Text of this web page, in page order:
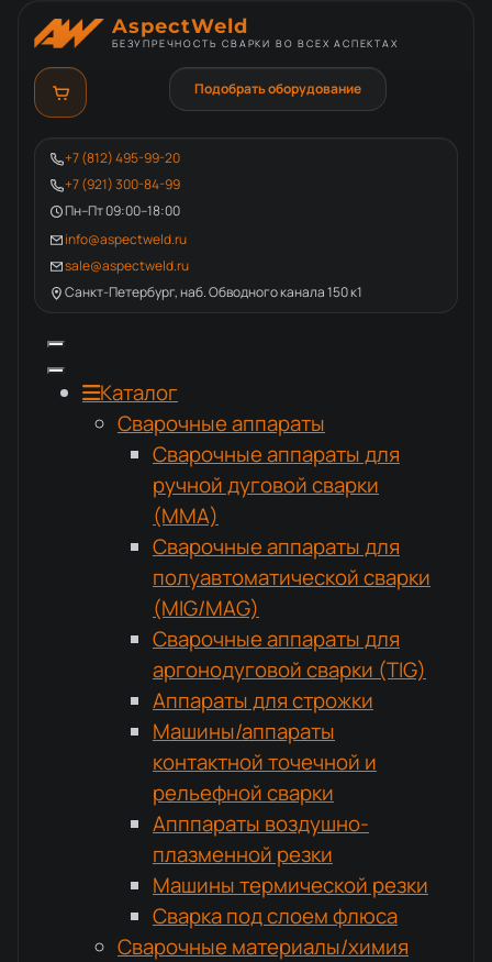
AspectWeld
БЕЗУПРЕЧНОСТЬ СВАРКИ ВО ВСЕХ АСПЕКТАХ
+7 (812) 495-99-20
+7 (921) 300-84-99
Пн–Пт 09:00–18:00
info@aspectweld.ru
sale@aspectweld.ru
Санкт-Петербург, наб. Обводного канала 150 к1
Подобрать оборудование
Каталог
Сварочные аппараты
Сварочные аппараты для
ручной дуговой сварки
(MMA)
Сварочные аппараты для
полуавтоматической сварки
(MIG/MAG)
Сварочные аппараты для
аргонодуговой сварки (TIG)
Аппараты для строжки
Машины/аппараты
контактной точечной и
рельефной сварки
Апппараты воздушно-
плазменной резки
Машины термической резки
Сварка под слоем флюса
Сварочные материалы/химия